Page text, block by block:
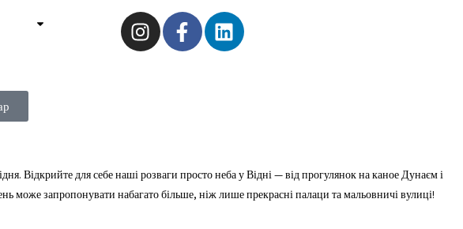
Відкрийте для себе наші розваги просто неба у Відні — від прогулянок на каное Дунаєм і
може запропонувати набагато більше, ніж лише прекрасні палаци та мальовничі вулиці!